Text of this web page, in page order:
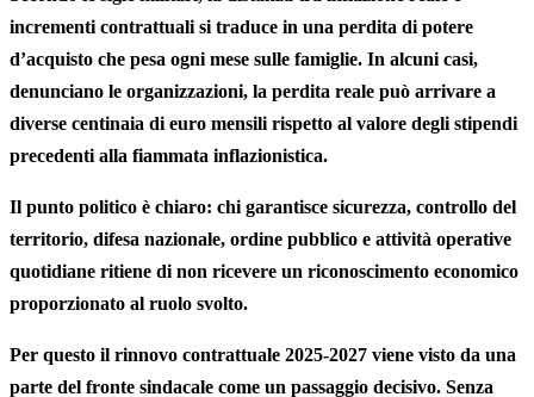
incrementi contrattuali si traduce in una perdita di potere
d’acquisto che pesa ogni mese sulle famiglie. In alcuni casi,
denunciano le organizzazioni, la perdita reale può arrivare a
diverse centinaia di euro mensili rispetto al valore degli stipendi
precedenti alla fiammata inflazionistica.
Il punto politico è chiaro: chi garantisce sicurezza, controllo del
territorio, difesa nazionale, ordine pubblico e attività operative
quotidiane ritiene di non ricevere un riconoscimento economico
proporzionato al ruolo svolto.
Per questo il rinnovo contrattuale 2025-2027 viene visto da una
parte del fronte sindacale come un passaggio decisivo. Senza